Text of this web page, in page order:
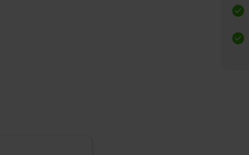
check
check